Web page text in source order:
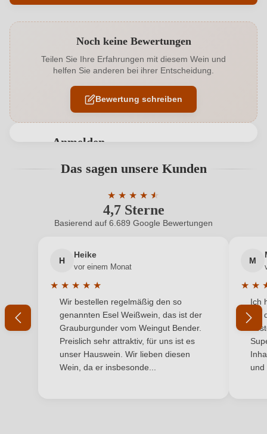
Alkoholgehalt in % 14,5 %
Allergene Enthält Sulfite
Ausbau Gebrauchtes Barrique
Bio-Kontrollstelle Shop
Geographische Angabe Maremma Toscana DOC
Hersteller Valdonica
Valdonica S.r.l., Via dogana 1, 58036 Roccastrada
(GR), Italien
Noch keine Bewertungen
Teilen Sie Ihre Erfahrungen mit diesem Wein und
helfen Sie anderen bei ihrer Entscheidung.
Bewertung schreiben
Anmelden
Benutzern abgegeben werden. Bitte loggen Sie sich
Neuer Kunde? Neuer Kunde?
Ihre E-Mail-Adresse
Ihr Passwort
Ich habe mein Passwort vergessen
Das sagen unsere Kunden
4,7 Sterne
★ ★ ★ ★ ★
★
Durchschnittliche Bewertung von 4.7
Basierend auf 6.689 Google Bewertungen
H
Heike
vor einem Monat
★ ★ ★ ★ ★
Durchschnittliche Bewertung von 5 von 5 Sternen
Wir bestellen regelmäßig den so
genannten Esel Weißwein, das ist der
Grauburgunder vom Weingut Bender.
Preislich sehr attraktiv, für uns ist es
unser Hauswein. Wir lieben diesen
Wein, da er insbesonde...
M
★ ★
Ich
mit
und